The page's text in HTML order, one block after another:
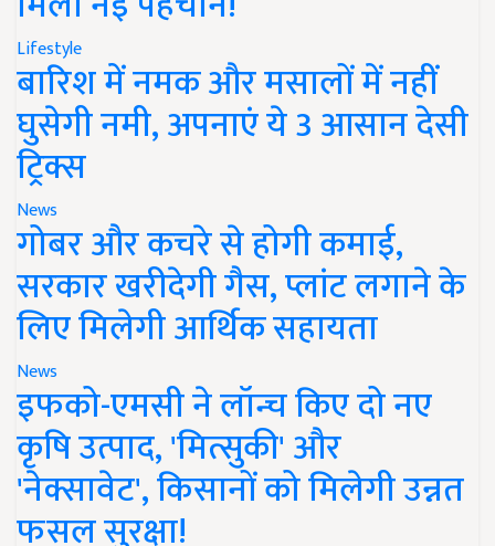
Lifestyle
बारिश में नमक और मसालों में नहीं
घुसेगी नमी, अपनाएं ये 3 आसान देसी
ट्रिक्स
News
गोबर और कचरे से होगी कमाई,
सरकार खरीदेगी गैस, प्लांट लगाने के
लिए मिलेगी आर्थिक सहायता
News
इफको-एमसी ने लॉन्च किए दो नए
कृषि उत्पाद, 'मित्सुकी' और
'नेक्सावेट', किसानों को मिलेगी उन्नत
फसल सुरक्षा!